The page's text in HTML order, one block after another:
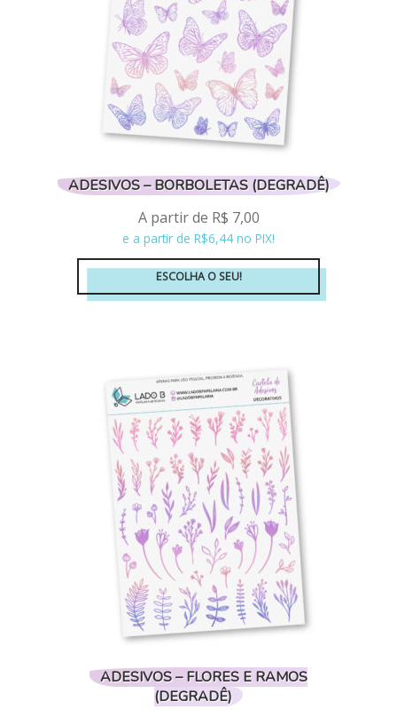
na
página
do
produto
ADESIVOS – BORBOLETAS (DEGRADÊ)
A partir de R$ 7,00
e a partir de R$6,44 no PIX!
ESCOLHA O SEU!
Este
variantes.
As
opções
podem
ser
escolhidas
na
página
do
produto
ADESIVOS – FLORES E RAMOS
(DEGRADÊ)